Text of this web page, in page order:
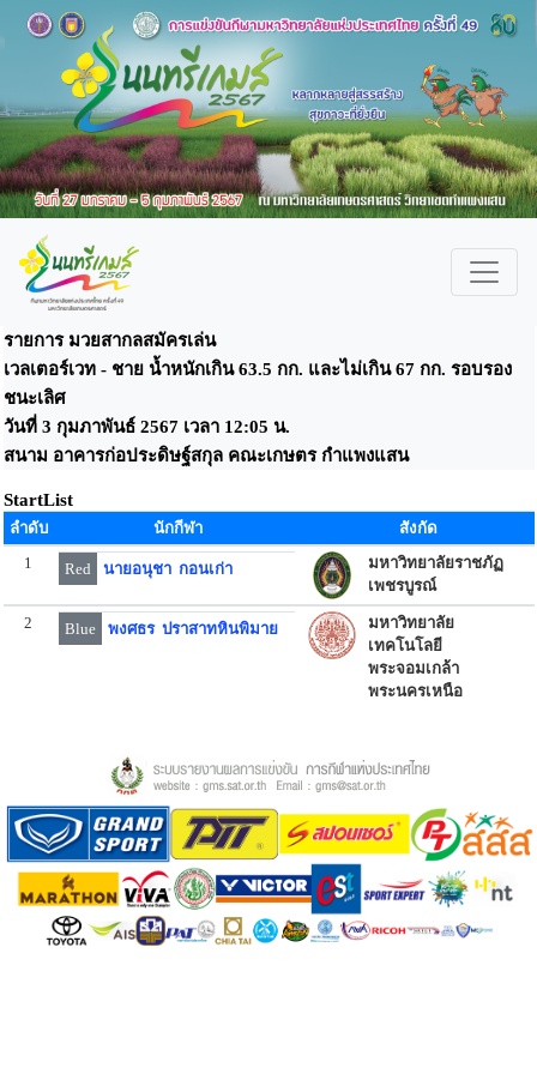
รายการ มวยสากลสมัครเล่น
เวลเตอร์เวท - ชาย น้ำหนักเกิน 63.5 กก. และไม่เกิน 67 กก. รอบรอง
ชนะเลิศ
วันที่ 3 กุมภาพันธ์ 2567 เวลา 12:05 น.
สนาม อาคารก่อประดิษฐ์สกุล คณะเกษตร กำแพงแสน
StartList
ลำดับ นักกีฬา
สังกัด
1
Red นายอนุชา กอนเก่า
มหาวิทยาลัยราชภัฏ
เพชรบูรณ์
2 Blue พงศธร ปราสาทหินพิมาย
มหาวิทยาลัย
เทคโนโลยี
พระจอมเกล้า
พระนครเหนือ